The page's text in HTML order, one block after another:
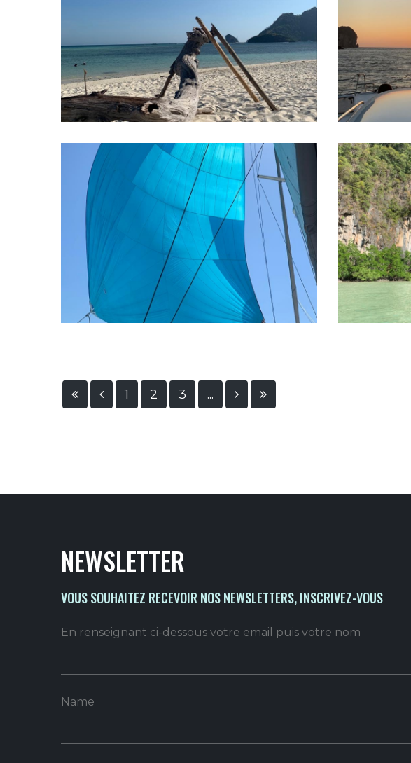
1 2 3 ...
NEWSLETTER
VOUS SOUHAITEZ RECEVOIR NOS NEWSLETTERS, INSCRIVEZ-VOUS
En renseignant ci-dessous votre email puis votre nom
Name